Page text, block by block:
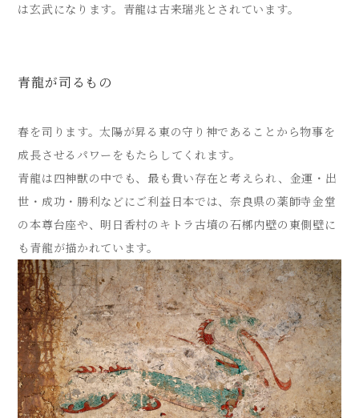
は玄武になります。青龍は古来瑞兆とされています。
青龍が司るもの
春を司ります。太陽が昇る東の守り神であることから物事を
成長させるパワーをもたらしてくれます。
青龍は四神獣の中でも、最も貴い存在と考えられ、金運・出
世・成功・勝利などにご利益日本では、奈良県の薬師寺金堂
の本尊台座や、明日香村のキトラ古墳の石槨内壁の東側壁に
も青龍が描かれています。